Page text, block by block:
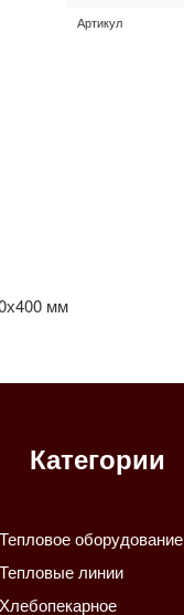
Артикул
мм
Категории
Тепловое оборудование
Тепловые линии
Хлебопекарное